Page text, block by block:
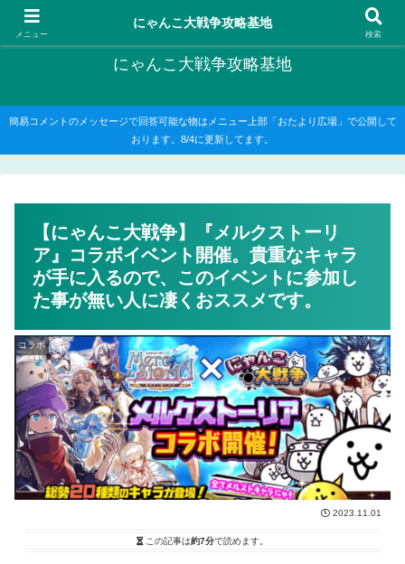
にゃんこ大戦争の攻略がメインですが、他のゲームの記事もたまに書いてます
にゃんこ大戦争攻略基地
簡易コメントのメッセージで回答可能な物はメニュー上部「おたより広場」で公開して
おります。8/4に更新してます。
【にゃんこ大戦争】『メルクストーリ
ア』コラボイベント開催。貴重なキャラ
が手に入るので、このイベントに参加し
た事が無い人に凄くおススメです。
コラボ
2023.11.01
この記事は約7分で読めます。
メニュー
にゃんこ大戦争攻略基地
検索